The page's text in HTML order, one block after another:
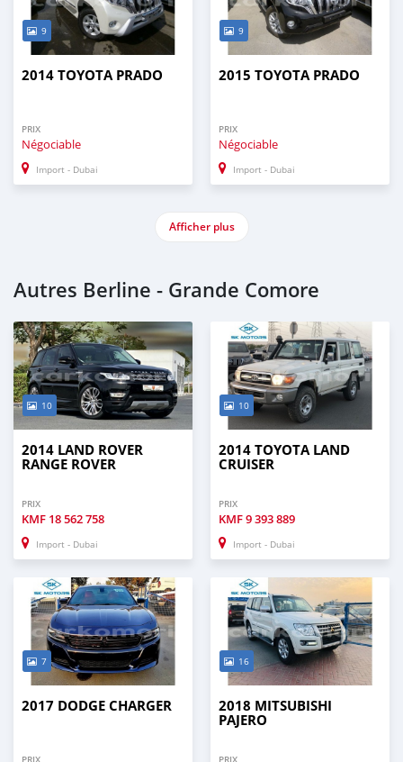
9
2014 TOYOTA PRADO
PRIX
Négociable
Import - Dubai
9
2015 TOYOTA PRADO
PRIX
Négociable
Import - Dubai
Afficher plus
Autres Berline - Grande Comore
10
2014 LAND ROVER
RANGE ROVER
PRIX
KMF 18 562 758
Import - Dubai
10
2014 TOYOTA LAND
CRUISER
PRIX
KMF9 393 889
Import - Dubai
7
2017 DODGE CHARGER
PRIX
16
2018 MITSUBISHI
PAJERO
PRIX